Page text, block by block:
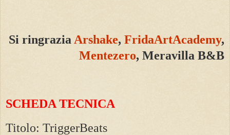
Si ringraziaArshake, FridaArtAcademy,
Mentezero, Meravilla B&B
SCHEDA TECNICA
Titolo: TriggerBeats